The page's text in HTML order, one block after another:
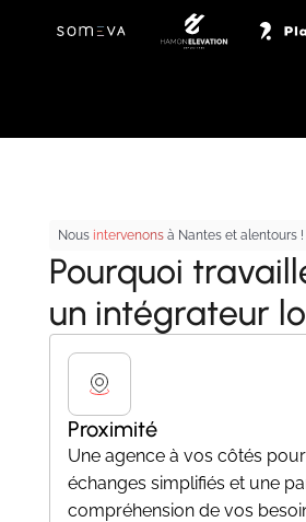
Nous intervenons à Nantes et alentours !
Pourquoi
un intégrateur
Proximité
Une agence à vos côtés
échanges simplifiés et une
compréhension de vos